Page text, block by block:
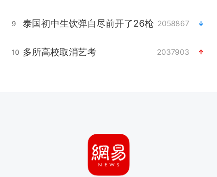
9 泰国初中生饮弹自尽前开了26枪 2058867
10 多所高校取消艺考 2037903